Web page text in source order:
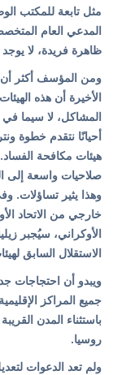
مثل تابعة للمكتب
المدعي العام
ظاهرة فريدة، لا
ومن المؤسف أكثر أن
الأخيرة أن هذه
المشاكل، لا سيما
أحيانًا نتقدم خطوة
هيئات مكافحة
صلاحيات واسعة إلى
وهذا يثير
خارجي من الاتحاد
الأوكراني، سيُجبر
الاستقلال السابق
ويبدو أن احتجاجات
جميع المراكز
باستثناء المدن
روسيا.
ولم تعد الدعوات